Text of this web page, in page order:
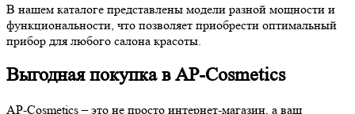
В нашем каталоге представлены модели разной мощности и
функциональности, что позволяет приобрести оптимальный
прибор для любого салона красоты.
Выгодная покупка в AP-Cosmetics
AP-Cosmetics – это не просто интернет-магазин, а ваш